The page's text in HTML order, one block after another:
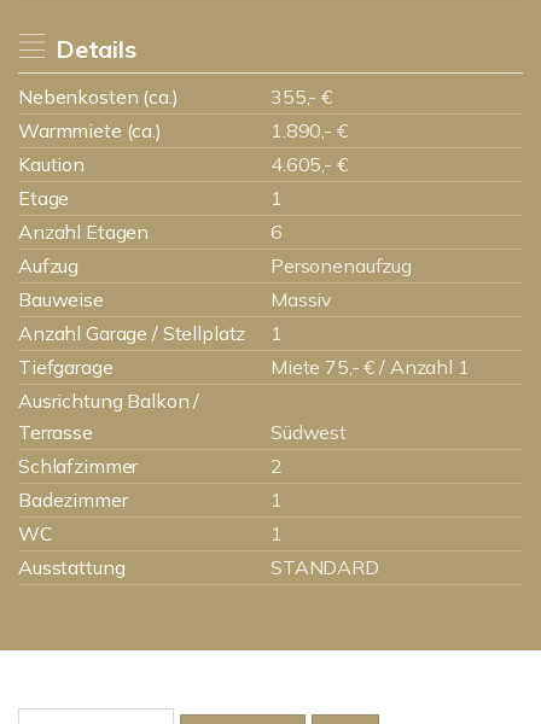
Details
Nebenkosten (ca.)
355,- €
Warmmiete (ca.)
1.890,- €
Kaution
4.605,- €
Etage
1
Anzahl Etagen
6
Aufzug
Personenaufzug
Bauweise
Massiv
Anzahl Garage / Stellplatz
1
Tiefgarage
Miete 75,- € / Anzahl 1
Ausrichtung Balkon /
Terrasse
Südwest
Schlafzimmer
2
Badezimmer
1
WC
1
Ausstattung
STANDARD